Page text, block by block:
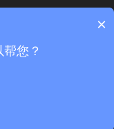
×
您？